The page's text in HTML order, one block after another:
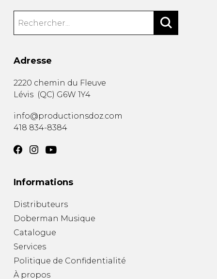
Adresse
2220 chemin du Fleuve
Lévis (QC) G6W 1Y4
info@productionsdoz.com
418 834-8384
Informations
Distributeurs
Doberman Musique
Catalogue
Services
Politique de Confidentialité
À propos